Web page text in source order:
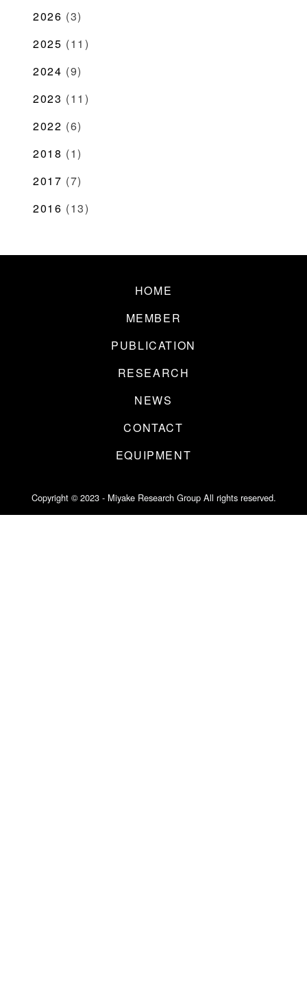
2026 (3)
2025 (11)
2024 (9)
2023 (11)
2022 (6)
2018 (1)
2017 (7)
2016 (13)
HOME
MEMBER
PUBLICATION
RESEARCH
NEWS
CONTACT
EQUIPMENT
Copyright © 2023 - Miyake Research Group All rights reserved.